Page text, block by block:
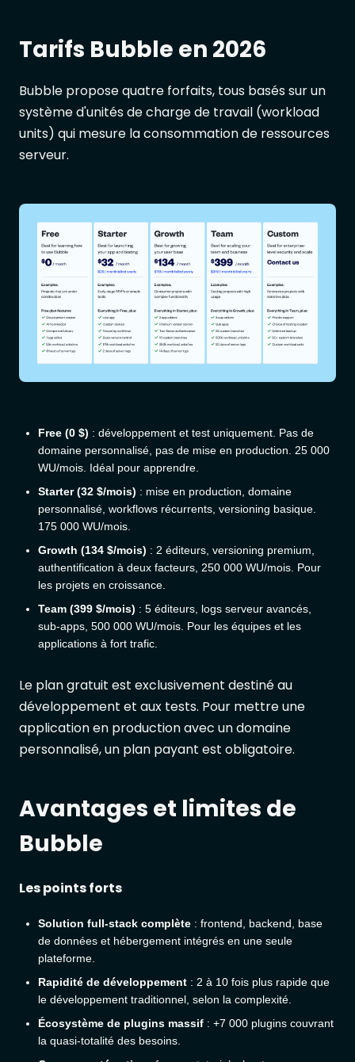
Tarifs Bubble en 2026
Bubble propose quatre forfaits, tous basés sur un
système d'unités de charge de travail (workload
units) qui mesure la consommation de ressources
serveur.
Free (0 $) : développement et test uniquement. Pas de
domaine personnalisé, pas de mise en production. 25 000
WU/mois. Idéal pour apprendre.
Starter (32 $/mois) : mise en production, domaine
personnalisé, workflows récurrents, versioning basique.
175 000 WU/mois.
Growth (134 $/mois) : 2 éditeurs, versioning premium,
authentification à deux facteurs, 250 000 WU/mois. Pour
les projets en croissance.
Team (399 $/mois) : 5 éditeurs, logs serveur avancés,
sub-apps, 500 000 WU/mois. Pour les équipes et les
applications à fort trafic.
Le plan gratuit est exclusivement destiné au
développement et aux tests. Pour mettre une
application en production avec un domaine
personnalisé, un plan payant est obligatoire.
Avantages et limites de
Bubble
Les points forts
Solution full-stack complète : frontend, backend, base
de données et hébergement intégrés en une seule
plateforme.
Rapidité de développement : 2 à 10 fois plus rapide que
le développement traditionnel, selon la complexité.
Écosystème de plugins massif : +7 000 plugins couvrant
la quasi-totalité des besoins.